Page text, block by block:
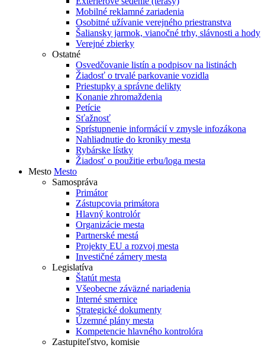
Mobilné reklamné zariadenia
Osobitné užívanie verejného priestranstva
Šaliansky jarmok, vianočné trhy, slávnosti a hody
Verejné zbierky
Ostatné
Osvedčovanie listín a podpisov na listinách
Žiadosť o trvalé parkovanie vozidla
Priestupky a správne delikty
Konanie zhromaždenia
Petície
Sťažnosť
Sprístupnenie informácií v zmysle infozákona
Nahliadnutie do kroniky mesta
Rybárske lístky
Žiadosť o použitie erbu/loga mesta
Mesto Mesto
Samospráva
Primátor
Zástupcovia primátora
Hlavný kontrolór
Organizácie mesta
Partnerské mestá
Projekty EU a rozvoj mesta
Investičné zámery mesta
Legislatíva
Štatút mesta
Všeobecne záväzné nariadenia
Interné smernice
Strategické dokumenty
Územné plány mesta
Kompetencie hlavného kontrolóra
Zastupiteľstvo, komisie